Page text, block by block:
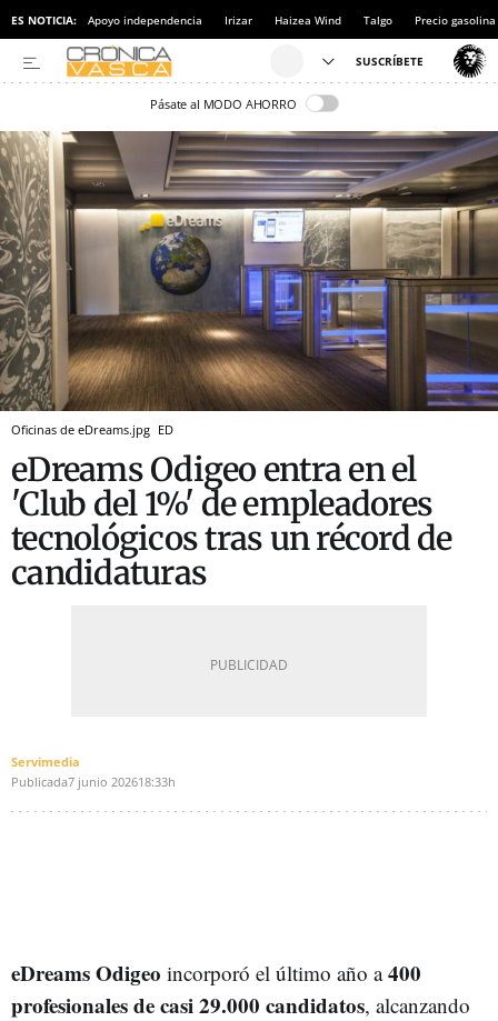
ES NOTICIA: Apoyo independencia Irizar Haizea Wind Talgo Precio gasolina
Pásate al MODO AHORRO
Oficinas de eDreams.jpg ED
eDreams Odigeo entra en el
'Club del 1%' de empleadores
tecnológicos tras un récord de
candidaturas
Servimedia
Publicada7 junio 202618:33h
eDreams Odigeo incorporó el último año a400
profesionales de casi 29.000 candidatos, alcanzando